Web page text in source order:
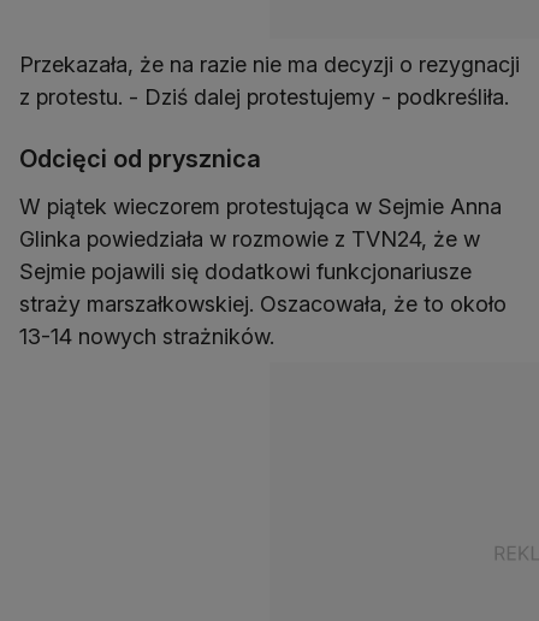
Przekazała, że na razie nie ma decyzji o rezygnacji
z protestu. - Dziś dalej protestujemy - podkreśliła.
Odcięci od prysznica
W piątek wieczorem protestująca w Sejmie Anna
Glinka powiedziała w rozmowie z TVN24, że w
Sejmie pojawili się dodatkowi funkcjonariusze
straży marszałkowskiej. Oszacowała, że to około
13-14 nowych strażników.